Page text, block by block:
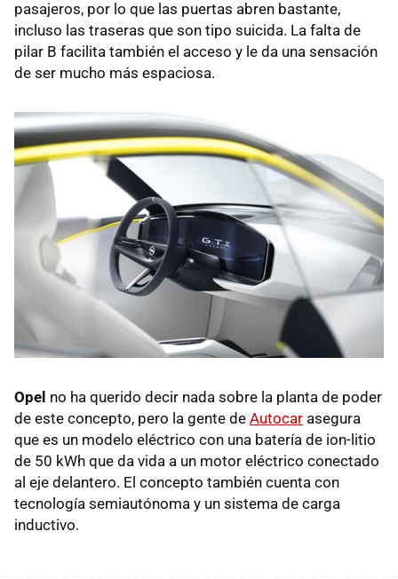
pasajeros, por lo que las puertas abren bastante,
incluso las traseras que son tipo suicida. La falta de
pilar B facilita también el acceso y le da una sensación
de ser mucho más espaciosa.
Opel no ha querido decir nada sobre la planta de poder
de este concepto, pero la gente de Autocar asegura
que es un modelo eléctrico con una batería de ion-litio
de 50 kWh que da vida a un motor eléctrico conectado
al eje delantero. El concepto también cuenta con
tecnología semiautónoma y un sistema de carga
inductivo.